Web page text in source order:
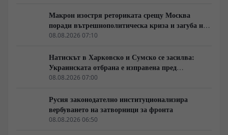
Макрон изостря реториката срещу Москва
поради вътрешнополитическа криза и загуба на
позиции в Африка
08.08.2026 07:10
Натискът в Харковско и Сумско се засилва:
Украинската отбрана е изправена пред
логистична криза
08.08.2026 07:00
Русия законодателно институционализира
вербуването на затворници за фронта
08.08.2026 06:50